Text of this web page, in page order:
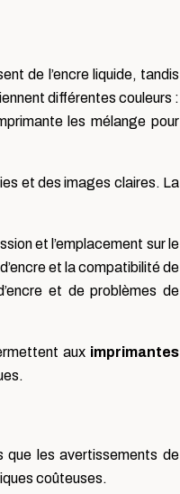
de l’encre liquide, tandis
différentes couleurs :
les mélange pour
et des images claires. La
et l’emplacement sur le
et la compatibilité de
et de problèmes de
aux imprimantes
que les avertissements de
coûteuses.